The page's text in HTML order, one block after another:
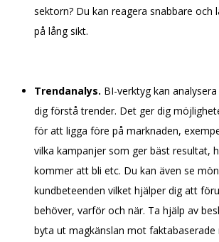
sektorn? Du kan reagera snabbare och
på lång sikt.
Trendanalys. BI-verktyg kan
dig förstå trender. Det ger dig
för att ligga före på marknaden,
vilka kampanjer som ger bäst resultat,
kommer att bli etc. Du kan även se
kundbeteenden vilket hjälper dig att
behöver, varför och när. Ta hjälp av
byta ut magkänslan mot